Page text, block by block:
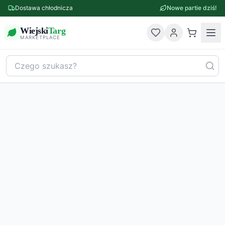
Dostawa chłodnicza Nowe partie dziś!
WiejskiTarg
MARKETPLACE